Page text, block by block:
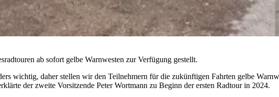
ab sofort gelbe Warnwesten zur Verfügung gestellt.
wichtig, daher stellen wir den Teilnehmern für die zukünftigen Fahrten gelbe
der zweite Vorsitzende Peter Wortmann zu Beginn der ersten Radtour in 2024.